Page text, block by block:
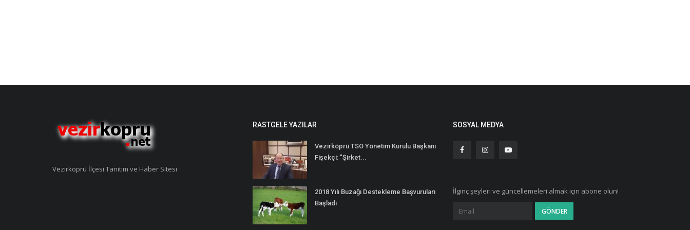
Vezirköprü İlçesi Tanıtım ve Haber Sitesi
RASTGELE YAZILAR
Vezirköprü TSO Yönetim Kurulu Başkanı
Fişekçi: "Şirket...
2018 Yılı Buzağı Destekleme Başvuruları
Başladı
SOSYAL MEDYA
İlginç şeyleri ve güncellemeleri almak için abone olun!